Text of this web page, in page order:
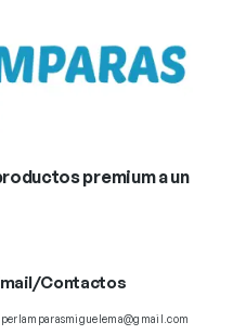
premium a un
Contactos